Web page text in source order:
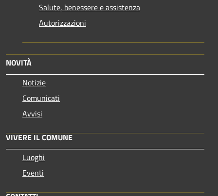
Salute, benessere e assistenza
Autorizzazioni
NOVITÀ
Notizie
Comunicati
Avvisi
VIVERE IL COMUNE
Luoghi
Eventi